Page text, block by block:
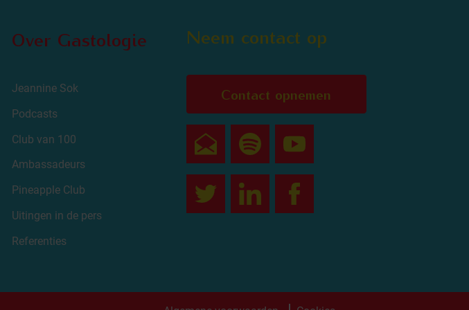
Over Gastologie
Jeannine Sok
Podcasts
Club van 100
Ambassadeurs
Pineapple Club
Uitingen in de pers
Referenties
Neem contact op
Contact opnemen